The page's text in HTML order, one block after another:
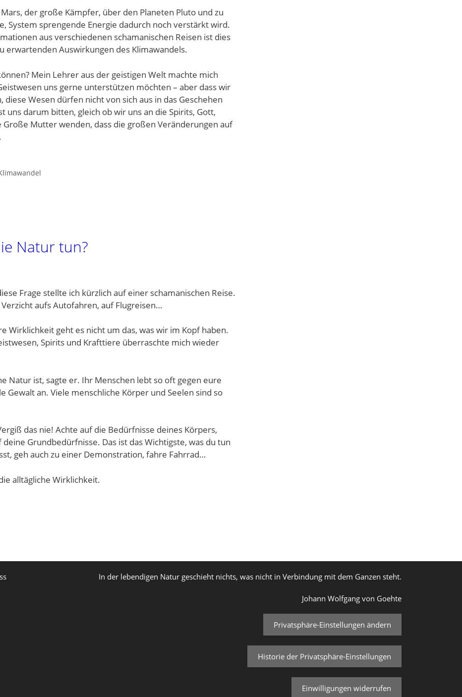
der große Kämpfer, über den Planeten Pluto und zu
System sprengende Energie dadurch noch verstärkt wird.
aus verschiedenen schamanischen Reisen ist dies
erwartenden Auswirkungen des Klimawandels.
Mein Lehrer aus der geistigen Welt machte mich
uns gerne unterstützen möchten – aber dass wir
Wesen dürfen nicht von sich aus in das Geschehen
uns darum bitten, gleich ob wir uns an die Spirits, Gott,
Große Mutter wenden, dass die großen Veränderungen auf
Natur tun?
Frage stellte ich kürzlich auf einer schamanischen Reise.
aufs Autofahren, auf Flugreisen…
Wirklichkeit geht es nicht um das, was wir im Kopf haben.
Spirits und Krafttiere überraschte mich wieder
Natur ist, sagte er. Ihr Menschen lebt so oft gegen eure
Gewalt an. Viele menschliche Körper und Seelen sind so
das nie! Achte auf die Bedürfnisse deines Körpers,
Grundbedürfnisse. Das ist das Wichtigste, was du tun
geh auch zu einer Demonstration, fahre Fahrrad…
alltägliche Wirklichkeit.
In der lebendigen Natur geschieht nichts, was nicht in Verbindung mit dem Ganzen steht.
Johann Wolfgang von Goehte
Privatsphäre-Einstellungen ändern
Historie der Privatsphäre-Einstellungen
Einwilligungen widerrufen